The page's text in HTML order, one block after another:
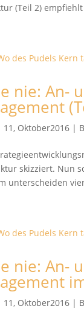
(Teil 2)
nie: An-
11, Oktober2016 |
skizziert. Nun
unterscheiden
nie: An-
11, Oktober2016 |